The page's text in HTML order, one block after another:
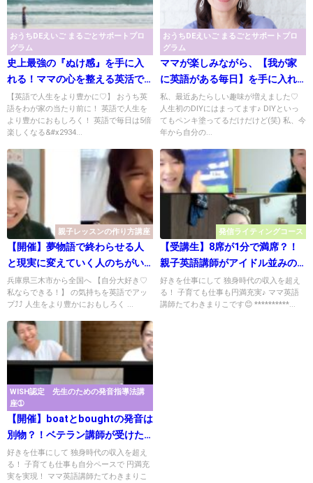
おうちDEえいご まるごとサポートプロ
グラム
史上最強の『ぬけ感』を手に入
れる！ママの心を整える英活で
おうち英語
【英語で人生をより豊かに♡】 おうち英
語をわが家の当たり前に！ 英語で人生を
より豊かにおもしろく！ 英語で毎日は5倍
楽しくなる&#x2934...
おうちDEえいご まるごとサポートプロ
グラム
ママが楽しみながら、【我が家
に英語がある毎日】を手に入れ
る方法
私、最近あたらしい趣味が増えました♡
人生初のDIYにはまってます♪ DIYといっ
てもペンキ塗ってるだけだけど(笑) 私、今
年から自分の...
親子レッスンの作り方講座
【開催】夢物語で終わらせる人
と現実に変えていく人のちがい
とは？！
兵庫県三木市から全国へ 【自分大好き♡
私ならできる！】 の気持ちを英語でアッ
プ⤴⤴ 人生をより豊かにおもしろく ...
発信ライティングコース
【受講生】8席が1分で満席？！
親子英語講師がアイドル並みの
人気のワケ
好きを仕事にして 独身時代の収入を超え
る！ 子育ても仕事も円満充実♪ ママ英語
講師たてわきまりこです😊 **********...
WISH認定 先生のための発音指導法講
座➀
【開催】boatとboughtの発音は
別物？！ベテラン講師が受けた
衝撃
好きを仕事にして 独身時代の収入を超え
る！ 子育ても仕事も自分ペースで 円満充
実を実現！ ママ英語講師たてわきまりこ